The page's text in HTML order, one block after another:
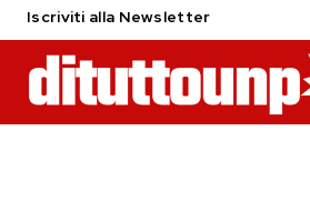
Iscriviti alla Newsletter